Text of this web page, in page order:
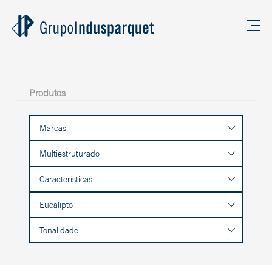
Produtos
Marcas
Multiestruturado
Características
Eucalipto
Tonalidade